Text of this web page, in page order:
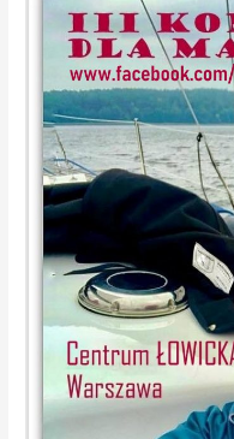
Koncert
Marka.
Radio
Praga
patronem
wydarzenia!